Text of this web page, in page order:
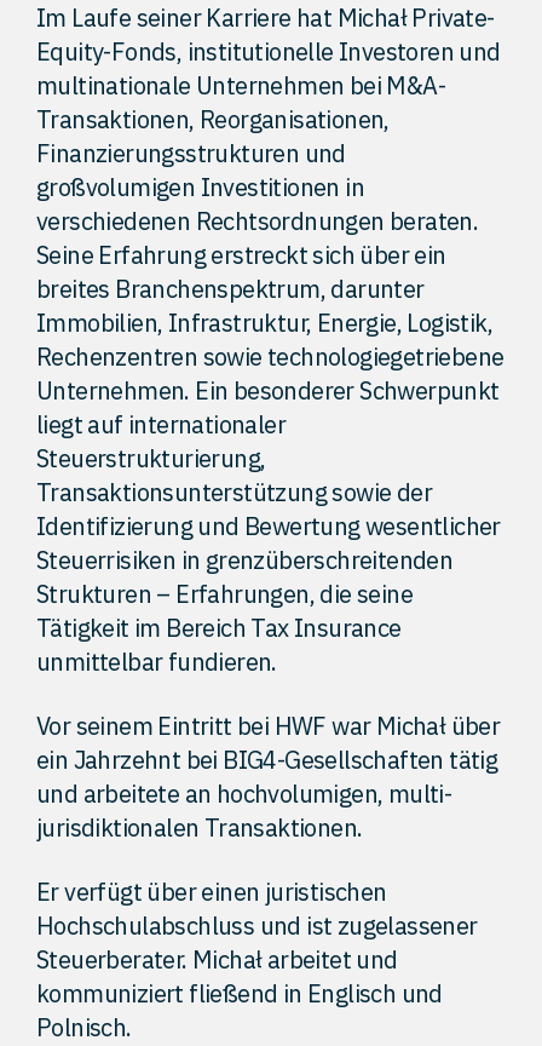
Im Laufe seiner Karriere hat Michał Private-
Equity-Fonds, institutionelle Investoren und
multinationale Unternehmen bei M&A-
Transaktionen, Reorganisationen,
Finanzierungsstrukturen und
großvolumigen Investitionen in
verschiedenen Rechtsordnungen beraten.
Seine Erfahrung erstreckt sich über ein
breites Branchenspektrum, darunter
Immobilien, Infrastruktur, Energie, Logistik,
Rechenzentren sowie technologiegetriebene
Unternehmen. Ein besonderer Schwerpunkt
liegt auf internationaler
Steuerstrukturierung,
Transaktionsunterstützung sowie der
Identifizierung und Bewertung wesentlicher
Steuerrisiken in grenzüberschreitenden
Strukturen – Erfahrungen, die seine
Tätigkeit im Bereich Tax Insurance
unmittelbar fundieren.
Vor seinem Eintritt bei HWF war Michał über
ein Jahrzehnt bei BIG4-Gesellschaften tätig
und arbeitete an hochvolumigen, multi-
jurisdiktionalen Transaktionen.
Er verfügt über einen juristischen
Hochschulabschluss und ist zugelassener
Steuerberater. Michał arbeitet und
kommuniziert fließend in Englisch und
Polnisch.